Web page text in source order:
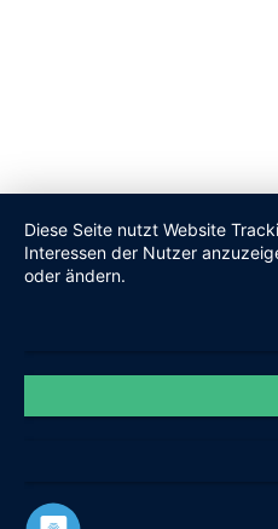
Diese Seite nutzt Website
Interessen der Nutzer
oder ändern.